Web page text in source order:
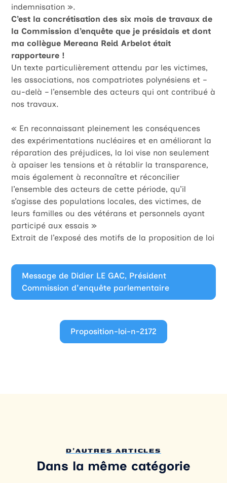
indemnisation ».
C’est la concrétisation des six mois de travaux de
la Commission d’enquête que je présidais et dont
ma collègue Mereana Reid Arbelot était
rapporteure !
Un texte particulièrement attendu par les victimes,
les associations, nos compatriotes polynésiens et –
au-delà – l’ensemble des acteurs qui ont contribué à
nos travaux.
« En reconnaissant pleinement les conséquences
des expérimentations nucléaires et en améliorant la
réparation des préjudices, la loi vise non seulement
à apaiser les tensions et à rétablir la transparence,
mais également à reconnaître et réconcilier
l’ensemble des acteurs de cette période, qu’il
s’agisse des populations locales, des victimes, de
leurs familles ou des vétérans et personnels ayant
participé aux essais »
Extrait de l’exposé des motifs de la proposition de loi
Message de Didier LE GAC, Président
Commission d'enquête parlementaire
Proposition-loi-n-2172
D'AUTRES ARTICLES
Dans la même catégorie